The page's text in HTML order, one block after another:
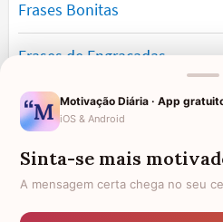
Frases Bonitas
Frases de Engraçadas
Frases Românticas
Frases de Reflexão
Frases Lindas
Motivação Diária · App
iOS & Android
Sinta-se mais
A mensagem certa chega no seu